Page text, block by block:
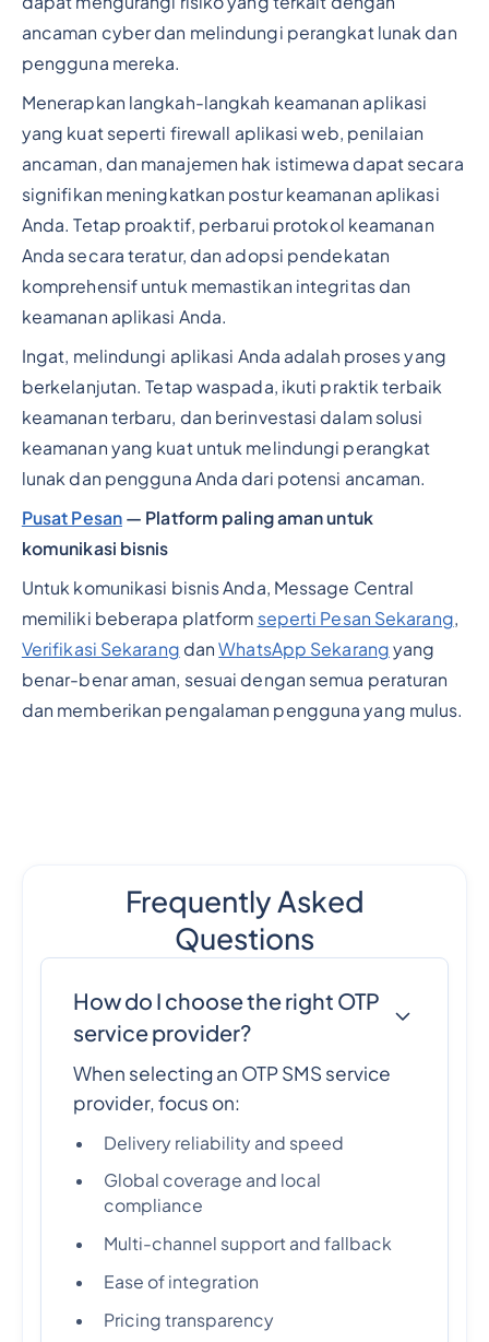
ancaman cyber dan melindungi perangkat lunak dan
pengguna mereka.
Menerapkan langkah-langkah keamanan aplikasi
yang kuat seperti firewall aplikasi web, penilaian
ancaman, dan manajemen hak istimewa dapat secara
signifikan meningkatkan postur keamanan aplikasi
Anda. Tetap proaktif, perbarui protokol keamanan
Anda secara teratur, dan adopsi pendekatan
komprehensif untuk memastikan integritas dan
keamanan aplikasi Anda.
Ingat, melindungi aplikasi Anda adalah proses yang
berkelanjutan. Tetap waspada, ikuti praktik terbaik
keamanan terbaru, dan berinvestasi dalam solusi
keamanan yang kuat untuk melindungi perangkat
lunak dan pengguna Anda dari potensi ancaman.
Pusat Pesan— Platform paling aman untuk
komunikasi bisnis
Untuk komunikasi bisnis Anda, Message Central
memiliki beberapa platform seperti Pesan Sekarang,
Verifikasi Sekarang danWhatsApp Sekarang yang
benar-benar aman, sesuai dengan semua peraturan
dan memberikan pengalaman pengguna yang mulus.
Frequently Asked
Questions
How do I choose the right OTP
service provider?
When selecting an OTP SMS service
provider, focus on:
Delivery reliability and speed
Global coverage and local
compliance
Multi-channel support and fallback
Ease of integration
Pricing transparency